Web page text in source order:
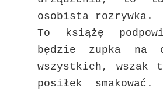
osobista rozrywka.
To książę
będzie zupka na
wszystkich, wszak
posiłek smakować.